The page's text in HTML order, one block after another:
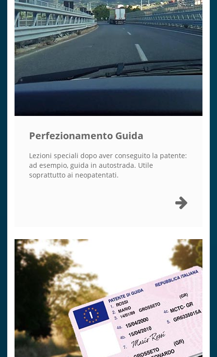
Perfezionamento Guida
Lezioni speciali dopo aver conseguito la patente:
ad esempio, guida in autostrada. Utile
soprattutto ai neopatentati.